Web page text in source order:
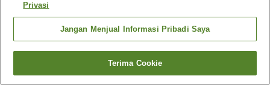
Cari kamar
Privasi
Jangan Menjual Informasi Pribadi Saya
Terima Cookie